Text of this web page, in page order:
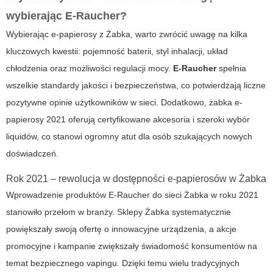
wybierając E-Raucher?
Wybierając e-papierosy z Żabka, warto zwrócić uwagę na kilka
kluczowych kwestii: pojemność baterii, styl inhalacji, układ
chłodzenia oraz możliwości regulacji mocy. E-Raucherspełnia
wszelkie standardy jakości i bezpieczeństwa, co potwierdzają liczne
pozytywne opinie użytkowników w sieci. Dodatkowo, żabka e-
papierosy 2021 oferują certyfikowane akcesoria i szeroki wybór
liquidów, co stanowi ogromny atut dla osób szukających nowych
doświadczeń.
Rok 2021 – rewolucja w dostępności e-papierosów w Żabka
Wprowadzenie produktów E-Raucher do sieci Żabka w roku 2021
stanowiło przełom w branży. Sklepy Żabka systematycznie
powiększały swoją ofertę o innowacyjne urządzenia, a akcje
promocyjne i kampanie zwiększały świadomość konsumentów na
temat bezpiecznego vapingu. Dzięki temu wielu tradycyjnych